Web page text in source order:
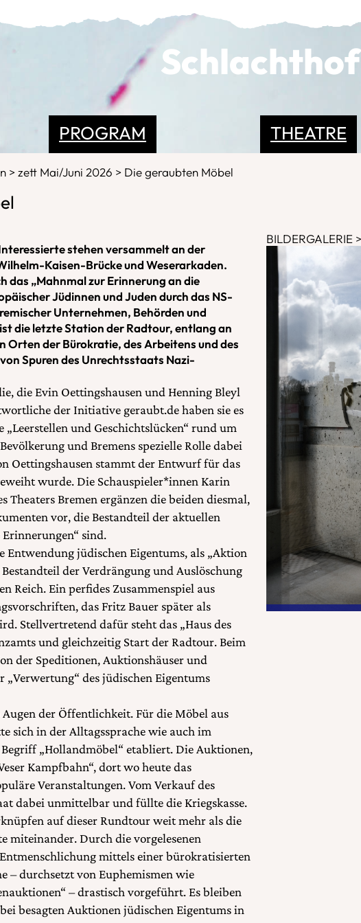
Schlachthof
PROGRAM THEATRE
zett Mai/Juni 2026 Die geraubten Möbel
stehen versammelt an der
Kaisen-Brücke und Weserarkaden.
das „Mahnmal zur Erinnerung an die
Jüdinnen und Juden durch das NS-
Unternehmen, Behörden und
die letzte Station der Radtour, entlang an
Orten der Bürokratie, des Arbeitens und des
Spuren des Unrechtsstaats Nazi-
die Evin Oettingshausen und Henning Bleyl
der Initiative geraubt.de haben sie es
„Leerstellen und Geschichtslücken“ rund um
und Bremens spezielle Rolle dabei
Oettingshausen stammt der Entwurf für das
wurde. Die Schauspieler*innen Karin
Theaters Bremen ergänzen die beiden diesmal,
vor, die Bestandteil der aktuellen
sind.
jüdischen Eigentums, als „Aktion
der Verdrängung und Auslöschung
Reich. Ein perfides Zusammenspiel aus
das Fritz Bauer später als
Stellvertretend dafür steht das „Haus des
und gleichzeitig Start der Radtour. Beim
der Speditionen, Auktionshäuser und
des jüdischen Eigentums
der Öffentlichkeit. Für die Möbel aus
sich in der Alltagssprache wie auch im
„Hollandmöbel“ etabliert. Die Auktionen,
Kampfbahn“, dort wo heute das
Veranstaltungen. Vom Verkauf des
dabei unmittelbar und füllte die Kriegskasse.
auf dieser Rundtour weit mehr als die
miteinander. Durch die vorgelesenen
mittels einer bürokratisierten
– durchsetzt von Euphemismen wie
– drastisch vorgeführt. Es bleiben
besagten Auktionen jüdischen Eigentums in
BILDERGALERIE